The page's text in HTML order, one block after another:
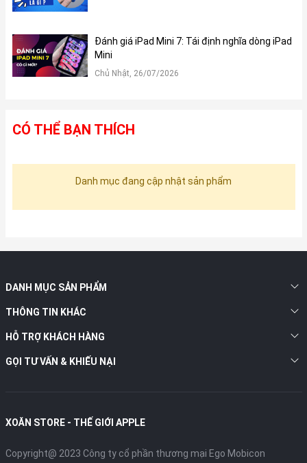
Đánh giá iPad Mini 7: Tái định nghĩa dòng iPad
Mini
Chủ Nhật, 26/07/2026
CÓ THỂ BẠN THÍCH
Danh mục đang cập nhật sản phẩm
DANH MỤC SẢN PHẨM
THÔNG TIN KHÁC
HỖ TRỢ KHÁCH HÀNG
GỌI TƯ VẤN & KHIẾU NẠI
XOĂN STORE - THẾ GIỚI APPLE
Copyright@ 2023 Công ty cổ phần thương mại Ego Mobicon